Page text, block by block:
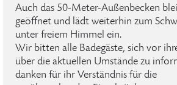
Auch das 50-Meter-Außenbecken
geöffnet und lädt weiterhin zum
unter freiem Himmel ein.
Wir bitten alle Badegäste, sich vor
über die aktuellen Umstände zu
danken für ihr Verständnis für die